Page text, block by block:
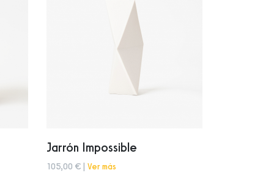
Jarrón Impossible
105,00 € | Ver más